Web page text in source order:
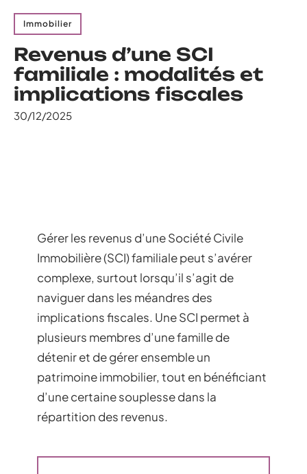
Immobilier
Revenus d’une SCI
familiale : modalités et
implications fiscales
30/12/2025
Gérer les revenus d’une Société Civile
Immobilière (SCI) familiale peut s’avérer
complexe, surtout lorsqu’il s’agit de
naviguer dans les méandres des
implications fiscales. Une SCI permet à
plusieurs membres d’une famille de
détenir et de gérer ensemble un
patrimoine immobilier, tout en bénéficiant
d’une certaine souplesse dans la
répartition des revenus.